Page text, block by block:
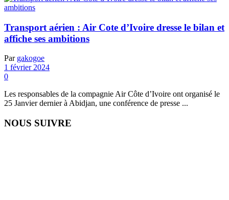
Transport aérien : Air Cote d’Ivoire dresse le bilan et
affiche ses ambitions
Par gakogoe
1 février 2024
0
Les responsables de la compagnie Air Côte d’Ivoire ont organisé le
25 Janvier dernier à Abidjan, une conférence de presse ...
NOUS SUIVRE